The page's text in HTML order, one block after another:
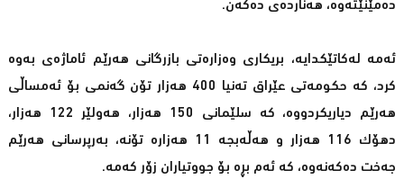
دەمێنێتەوە، هەناردەی دەكەن.
ئەمە لەكاتێكدایە، بریكاری وەزارەتی بازرگانی هەرێم ئاماژەی بەوە
كرد، كە حكومەتی عێراق تەنیا 400 هەزار تۆن گەنمی بۆ ئەمساڵی
هەرێم دیاریكردووە، كە سلێمانی 150 هەزار، هەولێر 122 هەزار،
دهۆك 116 هەزار و هەڵەبجە 11 هەزارە تۆنە، بەرپرسانی هەرێم
جەخت دەكەنەوە، كە ئەم بڕە بۆ جووتیاران زۆر كەمە.